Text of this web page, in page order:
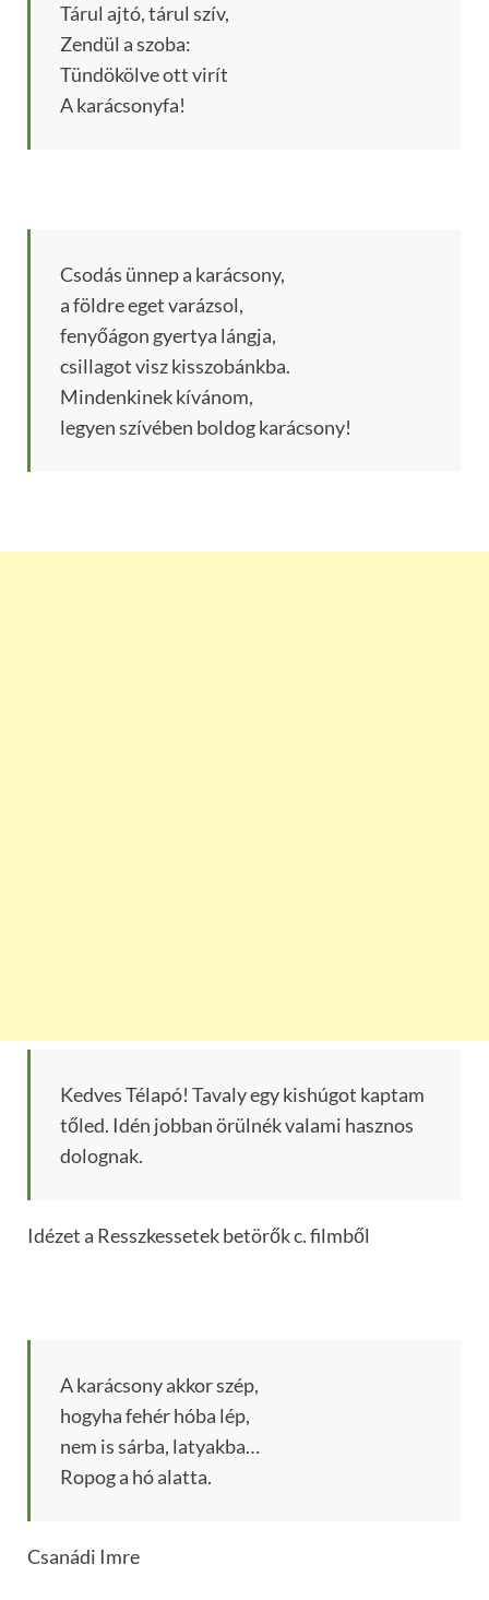
Tárul ajtó, tárul szív,
Zendül a szoba:
Tündökölve ott virít
A karácsonyfa!
Csodás ünnep a karácsony,
a földre eget varázsol,
fenyőágon gyertya lángja,
csillagot visz kisszobánkba.
Mindenkinek kívánom,
legyen szívében boldog karácsony!
Kedves Télapó! Tavaly egy kishúgot kaptam
tőled. Idén jobban örülnék valami hasznos
dolognak.
Idézet a Resszkessetek betörők c. filmből
A karácsony akkor szép,
hogyha fehér hóba lép,
nem is sárba, latyakba…
Ropog a hó alatta.
Csanádi Imre